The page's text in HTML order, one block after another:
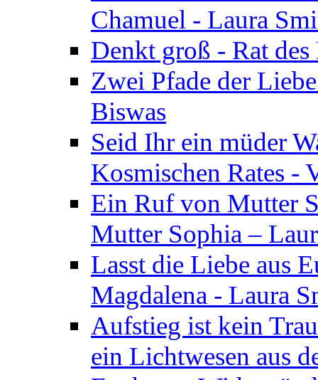
Chamuel - Laura
Denkt groß - Rat
Zwei Pfade der
Biswas
Seid Ihr ein müder
Kosmischen Rates -
Ein Ruf von Mutter
Mutter Sophia –
Lasst die Liebe aus
Magdalena - Laura
Aufstieg ist kein
ein Lichtwesen aus